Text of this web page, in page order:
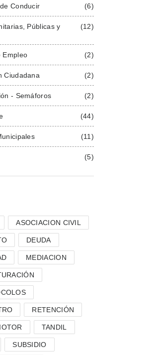
Conducir (6)
Públicas y
(12)
Empleo (2)
Ciudadana (2)
- Semáforos (2)
(44)
(11)
(5)
ASOCIACION CIVIL
DEUDA
MEDIACION
RETENCIÓN
TANDIL
SUBSIDIO